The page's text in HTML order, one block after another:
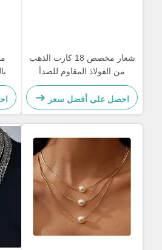
شعار مخصص 18 كارت الذهب
من الفولاذ المقاوم للصدأ
سلسلة الرجال المجوهرات
الصليب سلسلة القلادة
احصل على أفضل سعر